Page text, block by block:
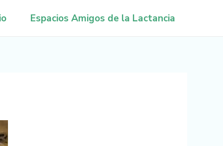
Espacios Amigos de la Lactancia